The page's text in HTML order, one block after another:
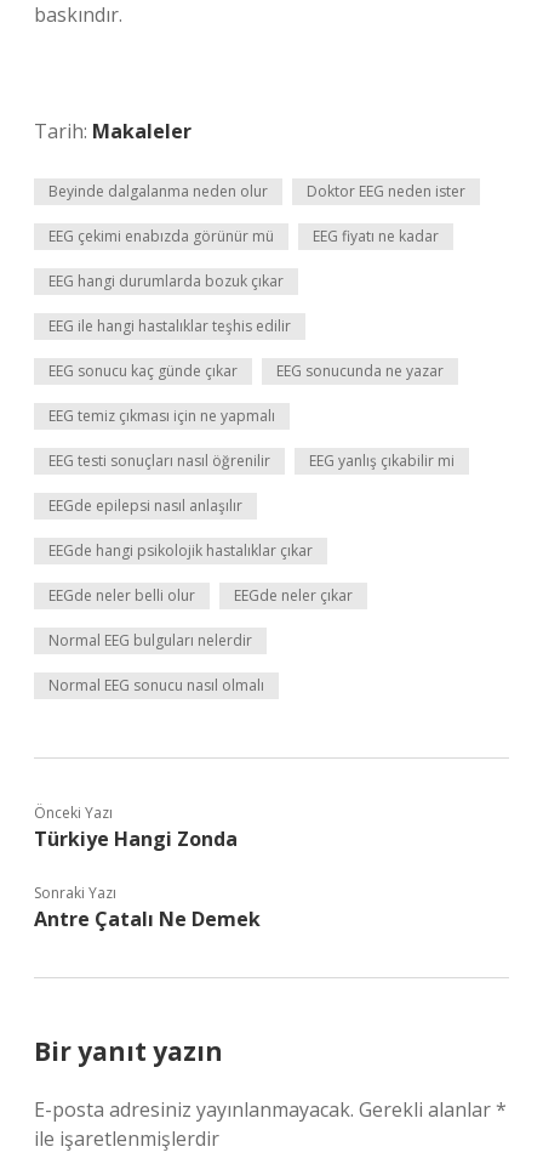
baskındır.
Tarih: Makaleler
Beyinde dalgalanma neden olur Doktor EEG neden ister
EEG çekimi enabızda görünür mü EEG fiyatı ne kadar
EEG hangi durumlarda bozuk çıkar
EEG ile hangi hastalıklar teşhis edilir
EEG sonucu kaç günde çıkar EEG sonucunda ne yazar
EEG temiz çıkması için ne yapmalı
EEG testi sonuçları nasıl öğrenilir EEG yanlış çıkabilir mi
EEGde epilepsi nasıl anlaşılır
EEGde hangi psikolojik hastalıklar çıkar
EEGde neler belli olur EEGde neler çıkar
Normal EEG bulguları nelerdir
Normal EEG sonucu nasıl olmalı
Önceki Yazı
Türkiye Hangi Zonda
Sonraki Yazı
Antre Çatalı Ne Demek
Bir yanıt yazın
E-posta adresiniz yayınlanmayacak. Gerekli alanlar*
ile işaretlenmişlerdir